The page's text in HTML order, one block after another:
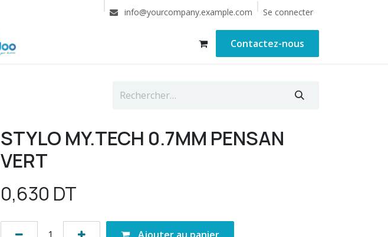
info@yourcompany.example.com Se connecter
Contactez-nous
STYLO MY.TECH 0.7MM PENSAN
VERT
0,630 DT